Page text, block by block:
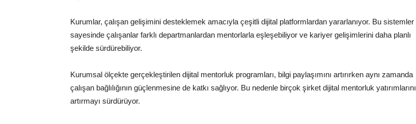
Kurumlar, çalışan gelişimini desteklemek amacıyla çeşitli dijital platformlardan yararlanıyor. Bu sistemler
sayesinde çalışanlar farklı departmanlardan mentorlarla eşleşebiliyor ve kariyer gelişimlerini daha planlı
şekilde sürdürebiliyor.
Kurumsal ölçekte gerçekleştirilen dijital mentorluk programları, bilgi paylaşımını artırırken aynı zamanda
çalışan bağlılığının güçlenmesine de katkı sağlıyor. Bu nedenle birçok şirket dijital mentorluk yatırımlarını
artırmayı sürdürüyor.